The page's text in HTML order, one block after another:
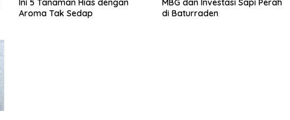
Ini 5 Tanaman Hias dengan
Aroma Tak Sedap
MBG dan Investasi Sapi Perah
di Baturraden